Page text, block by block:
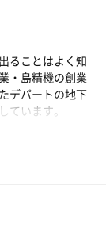
ることはよく知
・島精機の創業
デパートの地下
ています。
し地味な印象
ヤしながら蒸さ
りやすく即効性